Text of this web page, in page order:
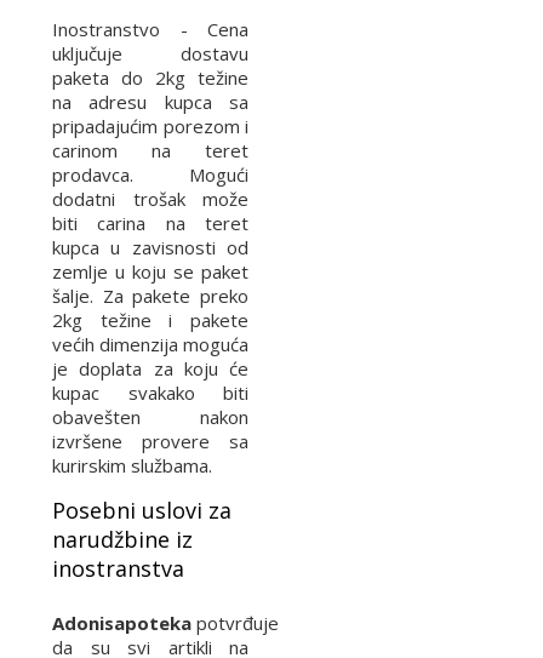
Inostranstvo - Cena
uključuje dostavu
paketa do 2kg težine
na adresu kupca sa
pripadajućim porezom i
carinom na teret
prodavca. Mogući
dodatni trošak može
biti carina na teret
kupca u zavisnosti od
zemlje u koju se paket
šalje. Za pakete preko
2kg težine i pakete
većih dimenzija moguća
je doplata za koju će
kupac svakako biti
obavešten nakon
izvršene provere sa
kurirskim službama.
Posebni uslovi za
narudžbine iz
inostranstva
Adonisapoteka potvrđuje
da su svi artikli na